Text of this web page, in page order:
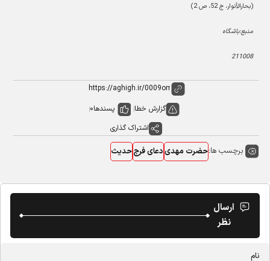
(بحارالأنوار، ج 52، ص 2)
منبع:باشگاه
211008
گزارش خطا پسندها0
اشتراک گذاری
برچسب ها:حضرت مهدیدعای فرجحدیث
ارسال
نظر